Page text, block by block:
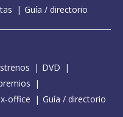
Guía / directorio
DVD
office Guía / directorio